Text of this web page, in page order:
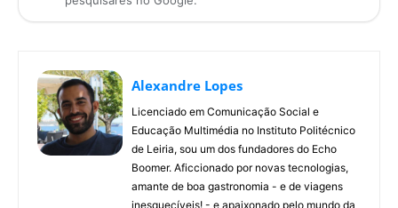
Alexandre Lopes
Licenciado em Comunicação Social e
Educação Multimédia no Instituto Politécnico
de Leiria, sou um dos fundadores do Echo
Boomer. Aficcionado por novas tecnologias,
amante de boa gastronomia - e de viagens
inesquecíveis! - e apaixonado pelo mundo da